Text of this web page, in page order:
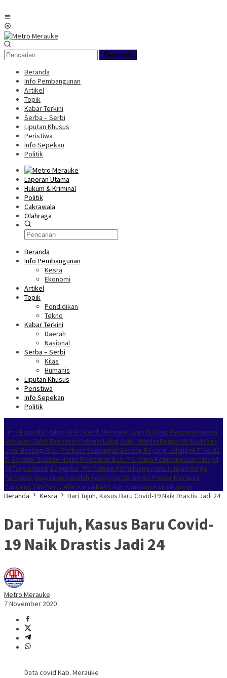
ke
konten
Pencarian
Beranda
Info Pembangunan
Artikel
Topik
Kabar Terkini
Serba – Serbi
Liputan Khusus
Peristiwa
Info Sepekan
Politik
Laporan Utama
Hukum & Kriminal
Politik
Cakrawala
Olahraga
Beranda
Info Pembangunan
Kesra
Ekonomi
Artikel
Topik
Pendidikan
Tekno
Kabar Terkini
Daerah
Nasional
Serba – Serbi
Kilas
Humanis
Liputan Khusus
Peristiwa
Info Sepekan
Politik
Tim Ekspedisi Patriot IPB Tiba di Merauke, Siap Dukung Pengembangan
Kawasan Salor Berbasis Potensi Lokal Bank Mandiri Region XII Hadirkan
Livin’ Berbagi Rp1, Perkuat Semangat Gotong Royong Jelang HUT ke-81
RI Senator Sularso Hadiri Peletakan Batu Pertama Pembangunan Masjid
At-Taqwa Kurik 1 Agustus, Pertamina Patra Niaga menurunkan Harga
PertamaxWujudkan Sekolah Adiwiyata:SD Inpres Polder Merauke
Gandeng TNI-Polri Gelar Karya Bakti dan Kampanye Lingkungan
Beranda
Kesra Dari Tujuh, Kasus Baru Covid-19 Naik Drastis Jadi 24
Dari Tujuh, Kasus Baru Covid-
19 Naik Drastis Jadi 24
Metro Merauke
7 November 2020
Data covid Kab. Merauke